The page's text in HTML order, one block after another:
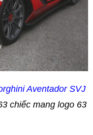
Aventador SVJ
chiếc mang logo 63